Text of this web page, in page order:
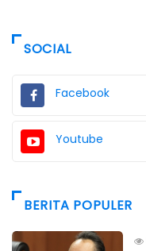
SOCIAL
Facebook
Youtube
BERITA POPULER